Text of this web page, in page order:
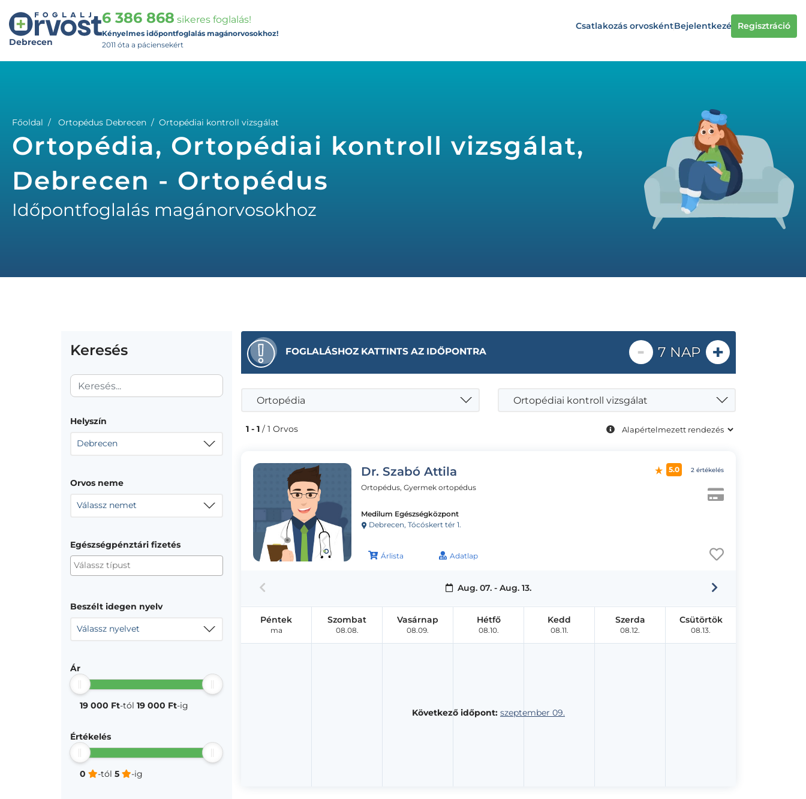
Debrecen
6 386 868 sikeres foglalás!
Kényelmes időpontfoglalás magánorvosokhoz!
2011 óta a páciensekért
Csatlakozás orvoskéntBejelentkezés Regisztráció
Főoldal Ortopédus Debrecen Ortopédiai kontroll vizsgálat
Ortopédia, Ortopédiai kontroll vizsgálat,
Debrecen - Ortopédus
Időpontfoglalás magánorvosokhoz
Keresés
Helyszín
Debrecen
Orvos neme
Válassz nemet
Egészségpénztári fizetés
Beszélt idegen nyelv
Válassz nyelvet
Ár
19 000 Ft-tól 19 000 Ft-ig
Értékelés
0 -tól 5 -ig
FOGLALÁSHOZ KATTINTS AZ IDŐPONTRA - 7 NAP +
Ortopédia Ortopédiai kontroll vizsgálat
1 - 1 / 1 Orvos
Dr. Szabó Attila
Ortopédus, Gyermek ortopédus
Medilum Egészségközpont
Debrecen, Tócóskert tér 1.
Árlista Adatlap
5.0 2 értékelés
Aug. 07. - Aug. 13.
Következő időpont: szeptember 09.
Péntek
ma
Szombat
08.08.
Vasárnap
08.09.
Hétfő
08.10.
Kedd
08.11.
Szerda
08.12.
Csütörtök
08.13.